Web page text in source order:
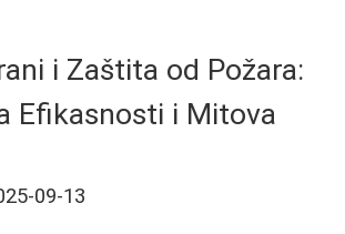
i Zaštita od Požara:
Efikasnosti i Mitova
09-13